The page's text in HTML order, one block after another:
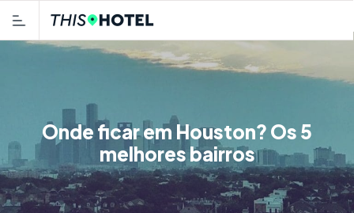
Onde ficar em Houston? Os 5
melhores bairros